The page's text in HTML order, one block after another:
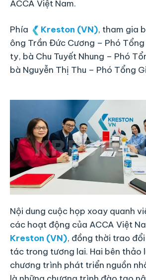
ACCA Việt Nam.
Phía Kreston (VN), tham gia
ông Trần Đức Cương – Phó
ty, bà Chu Tuyết Nhung – Phó
bà Nguyễn Thị Thu – Phó Tổng
Nội dung cuộc họp xoay quanh
các hoạt động của ACCA Việt
Kreston (VN), đồng thời trao
tác trong tương lai. Hai bên thảo
chương trình phát triển nguồn